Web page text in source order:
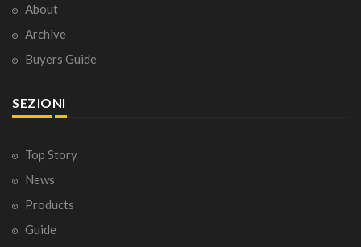
About
Archive
Buyers Guide
SEZIONI
Top Story
News
Products
Guide